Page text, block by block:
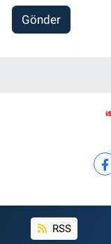
Gönder
RSS